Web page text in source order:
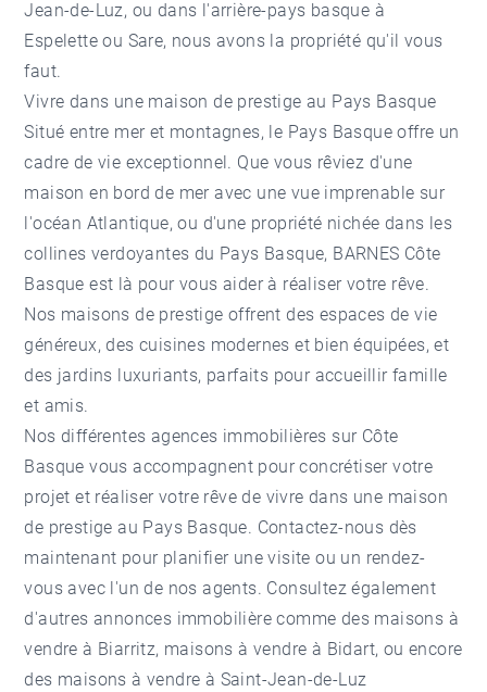
Jean-de-Luz, ou dans l'arrière-pays basque à
Espelette ou Sare, nous avons la propriété qu'il vous
faut.
Vivre dans une maison de prestige au Pays Basque
Situé entre mer et montagnes, le Pays Basque offre un
cadre de vie exceptionnel. Que vous rêviez d'une
maison en bord de mer avec une vue imprenable sur
l'océan Atlantique, ou d'une propriété nichée dans les
collines verdoyantes du Pays Basque, BARNES Côte
Basque est là pour vous aider à réaliser votre rêve.
Nos maisons de prestige offrent des espaces de vie
généreux, des cuisines modernes et bien équipées, et
des jardins luxuriants, parfaits pour accueillir famille
et amis.
Nos différentes agences immobilières sur Côte
Basque vous accompagnent pour concrétiser votre
projet et réaliser votre rêve de vivre dans une maison
de prestige au Pays Basque. Contactez-nous dès
maintenant pour planifier une visite ou un rendez-
vous avec l'un de nos agents. Consultez également
d'autres annonces immobilière comme des maisons à
vendre à Biarritz, maisons à vendre à Bidart, ou encore
des maisons à vendre à Saint-Jean-de-Luz